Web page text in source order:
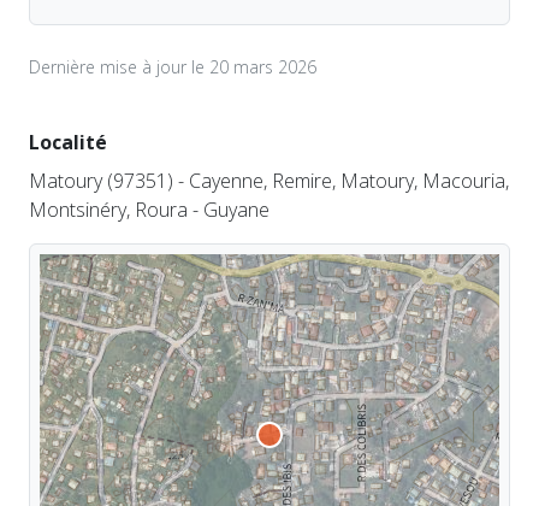
Dernière mise à jour le 20 mars 2026
Localité
Matoury (97351) - Cayenne, Remire, Matoury, Macouria,
Montsinéry, Roura - Guyane